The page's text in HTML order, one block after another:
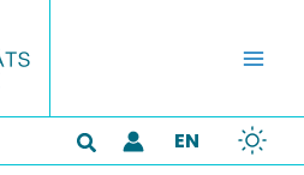
Suchen
EN